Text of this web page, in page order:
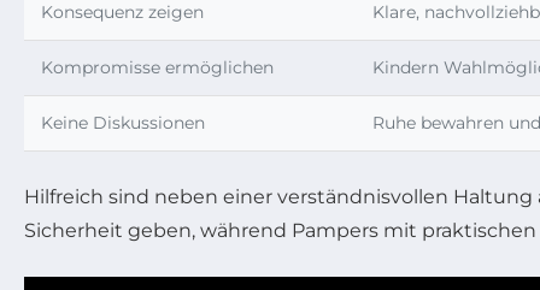
Konsequenz zeigen Klare,
Kompromisse ermöglichen Kindern
Keine Diskussionen Ruhe bewahren
Hilfreich sind neben einer verständnisvollen
Sicherheit geben, während Pampers mit